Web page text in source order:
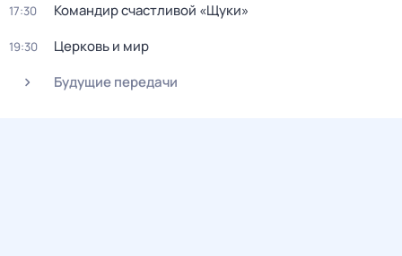
17:30 Командир счастливой «Щуки»
19:30
Церковь и мир
Будущие передачи